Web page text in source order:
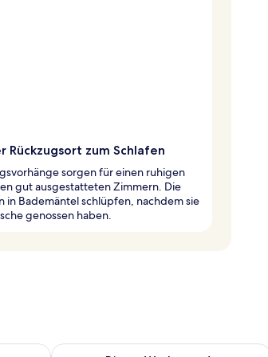
Rückzugsort zum Schlafen
sorgen für einen ruhigen
gut ausgestatteten Zimmern. Die
in Bademäntel schlüpfen, nachdem sie
genossen haben.
morgen, Aug. 8 - Aug. 9.
Überprüfe die Verfügbarkeit für